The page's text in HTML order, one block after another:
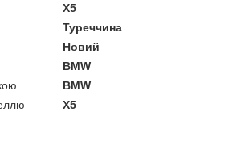
X5
Туреччина
Новий
BMW
BMW
X5